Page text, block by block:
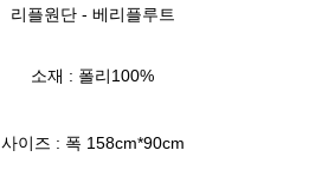
리플원단 - 베리플루트
소재 : 폴리100%
사이즈 : 폭 158cm*90cm